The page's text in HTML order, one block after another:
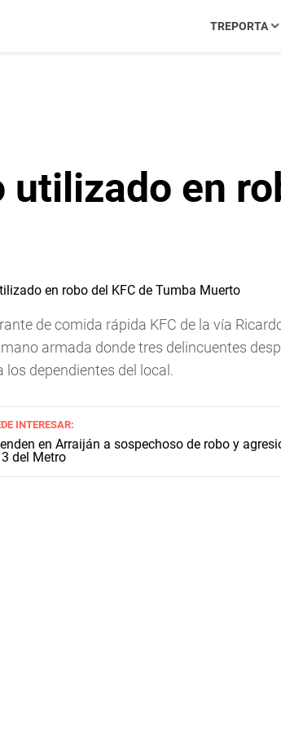
TREPORTA
en
de comida rápida KFC de la vía
armada donde tres delincuentes
dependientes del local.
INTERESAR:
en Arraiján a sospechoso de robo y
del Metro